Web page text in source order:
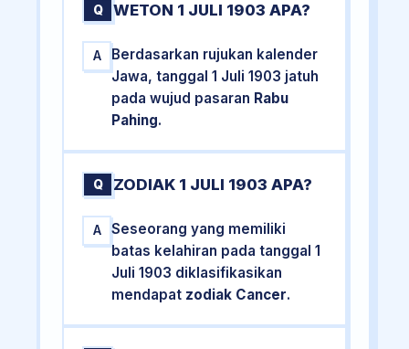
Q WETON 1 JULI 1903 APA?
A
Berdasarkan rujukan kalender
Jawa, tanggal 1 Juli 1903 jatuh
pada wujud pasaran Rabu
Pahing.
Q ZODIAK 1 JULI 1903 APA?
A
Seseorang yang memiliki
batas kelahiran pada tanggal 1
Juli 1903 diklasifikasikan
mendapat zodiak Cancer.